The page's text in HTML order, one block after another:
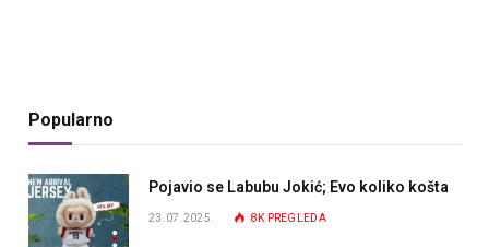
Popularno
Pojavio se Labubu Jokić; Evo koliko košta
23.07.2025. 8K PREGLEDA